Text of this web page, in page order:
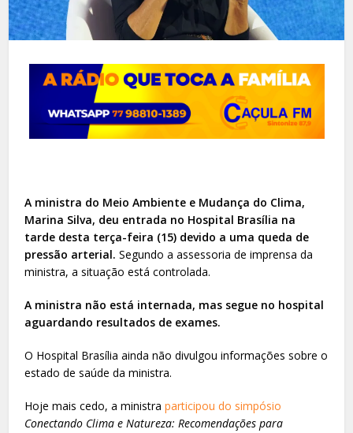
A ministra do Meio Ambiente e Mudança do Clima,
Marina Silva, deu entrada no Hospital Brasília na
tarde desta terça-feira (15) devido a uma queda de
pressão arterial.Segundo a assessoria de imprensa da
ministra, a situação está controlada.
A ministra não está internada, mas segue no hospital
aguardando resultados de exames.
O Hospital Brasília ainda não divulgou informações sobre o
estado de saúde da ministra.
Hoje mais cedo, a ministraparticipou do simpósio
Conectando Clima e Natureza: Recomendações para